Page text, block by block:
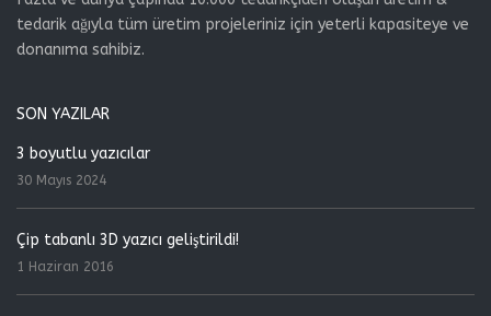
tedarik ağıyla tüm üretim projeleriniz için yeterli kapasiteye ve
donanıma sahibiz.
SON YAZILAR
3 boyutlu yazıcılar
30 Mayıs 2024
Çip tabanlı 3D yazıcı geliştirildi!
1 Haziran 2016